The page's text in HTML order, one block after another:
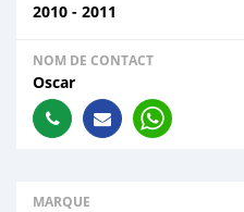
2010 - 2011
NOM DE CONTACT
Oscar
MARQUE